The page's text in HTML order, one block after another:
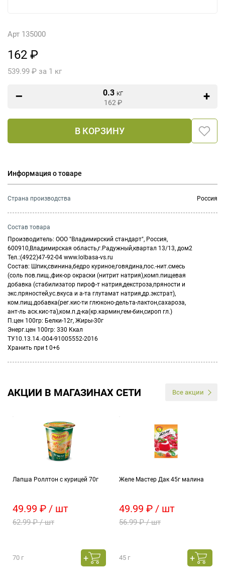
Арт 135000
162 ₽
539.99 ₽ за 1 кг
0.3 кг
162 ₽
В КОРЗИНУ
Информация о товаре
Страна производства Россия
Состав товара
Производитель: ООО "Владимирский стандарт", Россия,
600910,Владимирская область,г.Радужный,квартал 13/13, дом2
Тел.:(4922)47-92-04 www.lolbasa-vs.ru
Состав: Шпик,свинина,бедро куриное,говядина,пос.-нит.смесь
(соль пов.пищ.,фик-ор окраски (нитрит натрия),комп.пищевая
добавка (стабилизатор пироф-т натрия,декстроза,пряности и
экс.пряностей,ус.вкуса и а-та глутамат натрия,др.экстрат),
ком.пищ.добавка(рег.кис-ти глюконо-дельта-лактон,сахароза,
ант-ль аск.кис-та),ком.п.д-ка(кр.кармин,гем-бин,сироп гл.)
П.цен 100гр: Белки-12г, Жиры-30г
Энерг.цен 100гр: 330 Ккал
ТУ10.13.14.-004-91005552-2016
Хранить при t 0+6
АКЦИИ В МАГАЗИНАХ СЕТИ Все акции
Лапша Роллтон с курицей 70г
49.99 ₽ / шт
62.99 ₽ / шт
70 г
Желе Мастер Дак 45г малина
49.99 ₽ / шт
56.99 ₽ / шт
45 г